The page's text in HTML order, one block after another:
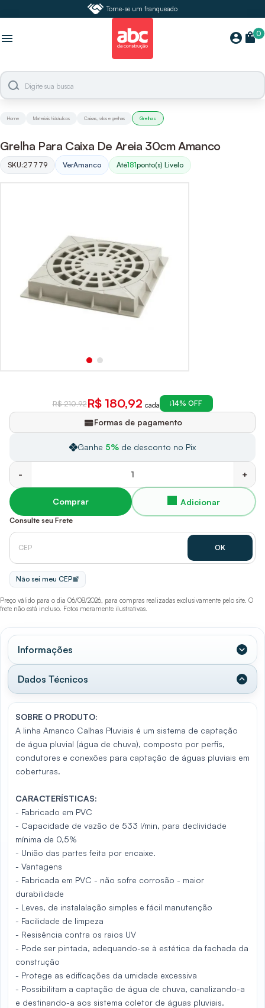
Torne-se um franqueado
menu account_circle 0
shopping_bag
Home Materiais hidráulicos Caixas, ralos e grelhas Grelhas
Grelha Para Caixa De Areia 30cm Amanco
SKU:27779 VerAmanco Até181ponto(s) Livelo
R$ 210,92R$ 180,92 cada 14% OFF
Ganhe 5% de desconto no Pix
Formas de pagamento
- +
Comprar
Consulte seu Frete
Não sei meu CEP
Preço válido para o dia 06/08/2026, para compras realizadas exclusivamente pelo site. O
frete não está incluso. Fotos meramente ilustrativas.
Informações
Dados Técnicos
SOBRE O PRODUTO:
A linha Amanco Calhas Pluviais é um sistema de captação
de água pluvial (água de chuva), composto por perfis,
condutores e conexões para captação de águas pluviais em
coberturas.
CARACTERÍSTICAS:
- Fabricado em PVC
- Capacidade de vazão de 533 l/min, para declividade
mínima de 0,5%
- União das partes feita por encaixe.
- Vantagens
- Fabricada em PVC - não sofre corrosão - maior
durabilidade
- Leves, de instalalação simples e fácil manutenção
- Facilidade de limpeza
- Resisência contra os raios UV
- Pode ser pintada, adequando-se à estética da fachada da
construção
- Protege as edificações da umidade excessiva
- Possibilitam a captação de água de chuva, canalizando-a
e destinando-a aos sistema coletor de águas pluviais.